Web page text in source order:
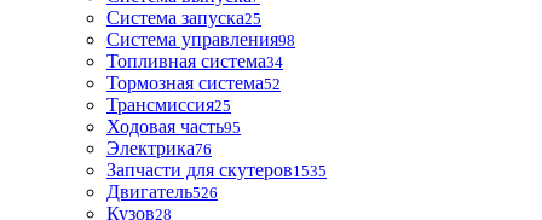
Система запуска25
Система управления98
Топливная система34
Тормозная система52
Трансмиссия25
Ходовая часть95
Электрика76
Запчасти для скутеров1535
Двигатель526
Кузов28